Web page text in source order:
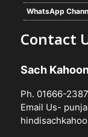
WhatsApp
Contact
Sach
Ph. 01666-
Email Us-